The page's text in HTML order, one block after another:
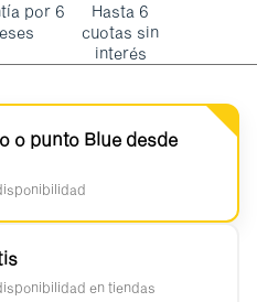
por 6
Hasta 6
cuotas sin
interés
o punto Blue desde
en tiendas